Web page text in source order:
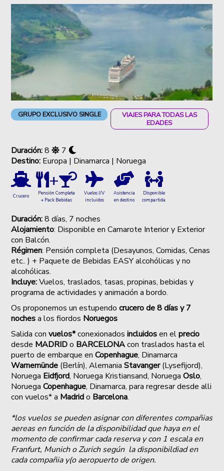
GRUPO EXCLUSIVO SINGLE
VIAJES PARA TODAS LAS
EDADES
Duración:8
7
Destino: Europa | Dinamarca | Noruega
Crucero
+
Pensión Completa
+ Pack Bebidas
Vuelos I/V
incluidos
Asistencia
en destino
Disponible
compartida
Duración:8 días, 7 noches
Alojamiento: Disponible en Camarote Interior y Exterior
con Balcón.
Régimen: Pensión completa (Desayunos, Comidas, Cenas
etc.. ) + Paquete de Bebidas EASY alcohólicas y no
alcohólicas.
Incluye:Vuelos, traslados, tasas, propinas, bebidas y
programa de actividades y animación a bordo.
Os proponemos un estupendocrucero de 8 días y 7
nochesa los fiordos Noruegos
Salida convuelos*conexionadosincluidosen elprecio
desde MADRIDo BARCELONAcon traslados hasta el
puerto de embarque enCopenhague, Dinamarca
Warnemünde (Berlín), AlemaniaStavanger(Lysefijord),
Noruega Eidfjord, Noruega Kristiansand, NoruegaOslo,
NoruegaCopenhague, Dinamarca, para regresar desde alli
con vuelos* a Madrido Barcelona.
*los vuelos se pueden asignar con diferentes compañias
aereas en función de la disponibilidad que haya en el
momento de confirmar cada reserva y con 1 escala en
Franfurt, Munich o Zurich según la disponibildiad en
cada compañia y(o aeropuerto de origen.